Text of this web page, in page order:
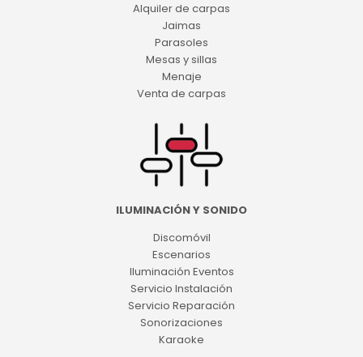
Alquiler de carpas
Jaimas
Parasoles
Mesas y sillas
Menaje
Venta de carpas
ILUMINACIÓN Y SONIDO
Discomóvil
Escenarios
Iluminación Eventos
Servicio Instalación
Servicio Reparación
Sonorizaciones
Karaoke